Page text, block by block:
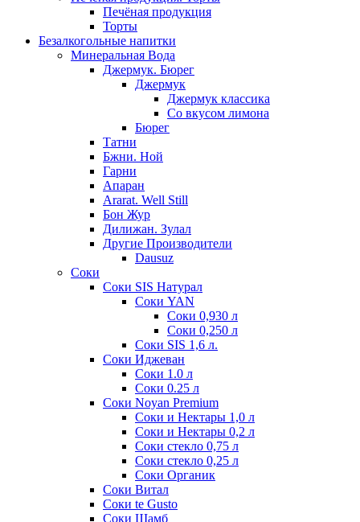
Печёная продукция
Торты
Безалкогольные напитки
Минеральная Вода
Джермук. Бюрег
Джермук
Джермук классика
Со вкусом лимона
Бюрег
Татни
Бжни. Ной
Гарни
Апаран
Ararat. Well Still
Бон Жур
Дилижан. Зулал
Другие Производители
Dausuz
Соки
Соки SIS Натурал
Соки YAN
Соки 0,930 л
Соки 0,250 л
Соки SIS 1,6 л.
Соки Иджеван
Соки 1.0 л
Соки 0.25 л
Соки Noyan Premium
Соки и Нектары 1,0 л
Соки и Нектары 0,2 л
Соки стекло 0,75 л
Соки стекло 0,25 л
Соки Органик
Соки Витал
Соки te Gusto
Соки Шамб